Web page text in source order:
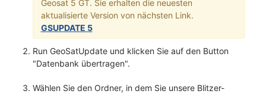
Geosat 5 GT. Sie erhalten die neuesten
aktualisierte Version von nächsten Link.
GSUPDATE 5
Run GeoSatUpdate und klicken Sie auf den Button
"Datenbank übertragen".
Wählen Sie den Ordner, in dem Sie unsere Blitzer-